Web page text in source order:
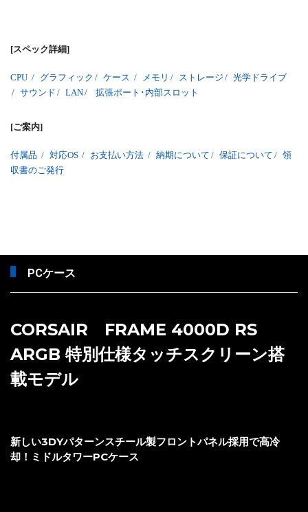
[スペック詳細]
CPU / グラフィック / ケース / メモリ / ストレージ / 光学ドライブ
/ サウンド / LAN/ 拡張ポート･内部スロット
[ご案内]
付属品 / 対応OS / お支払い方法 / 納期について / 保証について / 領
収書のご発行
PCケース
CORSAIR FRAME 4000D RS
ARGB 特別仕様タッチスクリーン搭
載モデル
新しい3DYパターンスチール製フロントパネル採用で高冷
却！ミドルタワーPCケース